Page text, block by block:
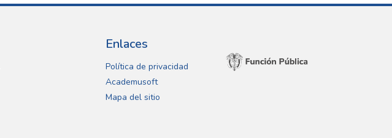
Enlaces
Política de privacidad
Academusoft
Mapa del sitio